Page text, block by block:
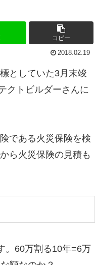
コピー
2018.02.19
としていた3月末竣
クトビルダーさんに
である火災保険を検
ら火災保険の見積も
。60万割る10年=6万